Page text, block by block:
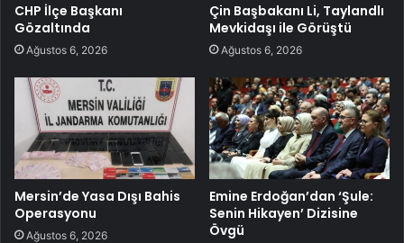
CHP İlçe Başkanı
Gözaltında
Ağustos 6, 2026
Çin Başbakanı Li, Taylandlı
Mevkidaşı ile Görüştü
Ağustos 6, 2026
Mersin’de Yasa Dışı Bahis
Operasyonu
Ağustos 6, 2026
Emine Erdoğan’dan ‘Şule:
Senin Hikayen’ Dizisine
Övgü